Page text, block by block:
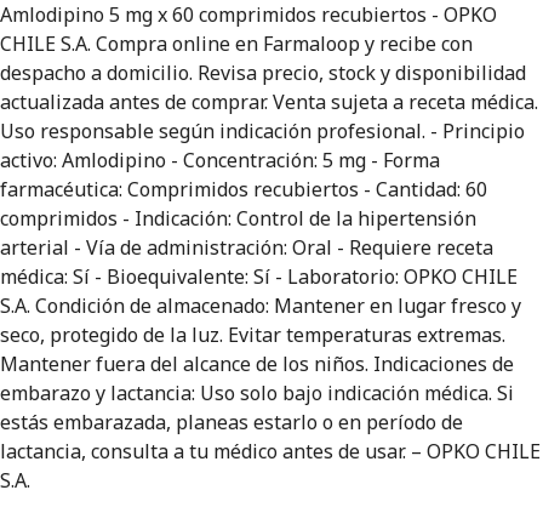
Amlodipino 5 mg x 60 comprimidos recubiertos - OPKO
CHILE S.A. Compra online en Farmaloop y recibe con
despacho a domicilio. Revisa precio, stock y disponibilidad
actualizada antes de comprar. Venta sujeta a receta médica.
Uso responsable según indicación profesional. - Principio
activo: Amlodipino - Concentración: 5 mg - Forma
farmacéutica: Comprimidos recubiertos - Cantidad: 60
comprimidos - Indicación: Control de la hipertensión
arterial - Vía de administración: Oral - Requiere receta
médica: Sí - Bioequivalente: Sí - Laboratorio: OPKO CHILE
S.A. Condición de almacenado: Mantener en lugar fresco y
seco, protegido de la luz. Evitar temperaturas extremas.
Mantener fuera del alcance de los niños. Indicaciones de
embarazo y lactancia: Uso solo bajo indicación médica. Si
estás embarazada, planeas estarlo o en período de
lactancia, consulta a tu médico antes de usar. – OPKO CHILE
S.A.